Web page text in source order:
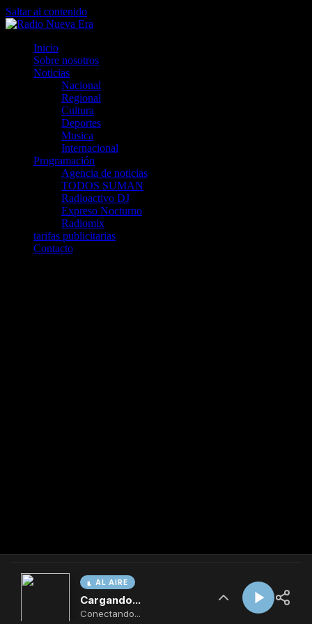
AL AIRE
Cargando...
Conectando...